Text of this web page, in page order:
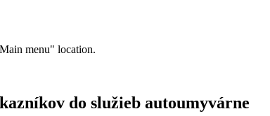
menu" location.
do služieb autoumyvárne